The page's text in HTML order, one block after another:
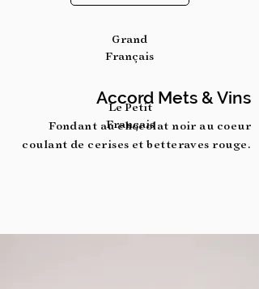
Grand
Français
Le Petit
Français
Accord Mets & Vins
Fondant au chocolat noir au coeur
coulant de cerises etbetteraves rouge.